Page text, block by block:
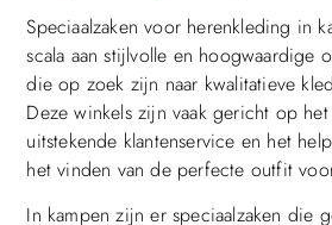
Speciaalzaken voor herenkleding in
scala aan stijlvolle en hoogwaardige
die op zoek zijn naar kwalitatieve
Deze winkels zijn vaak gericht op het
uitstekende klantenservice en het
het vinden van de perfecte outfit
In kampen zijn er speciaalzaken die